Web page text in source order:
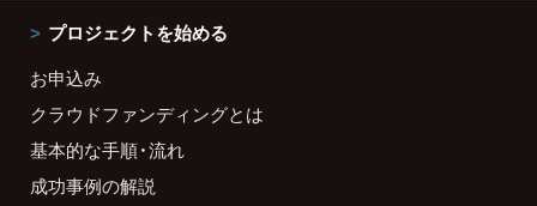
プロジェクトを始める
お申込み
クラウドファンディングとは
基本的な手順・流れ
成功事例の解説